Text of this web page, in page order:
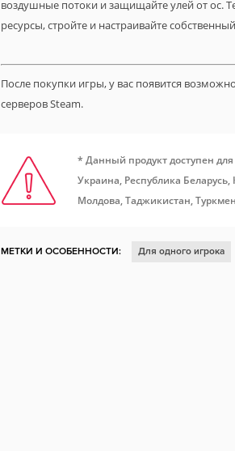
воздушные потоки и защищайте улей от ос.
ресурсы, стройте и настраивайте
После покупки игры, у вас появится
серверов Steam.
* Данный продукт доступен
Украина, Республика
Молдова, Таджикистан,
МЕТКИ И ОСОБЕННОСТИ: Для одного игрока